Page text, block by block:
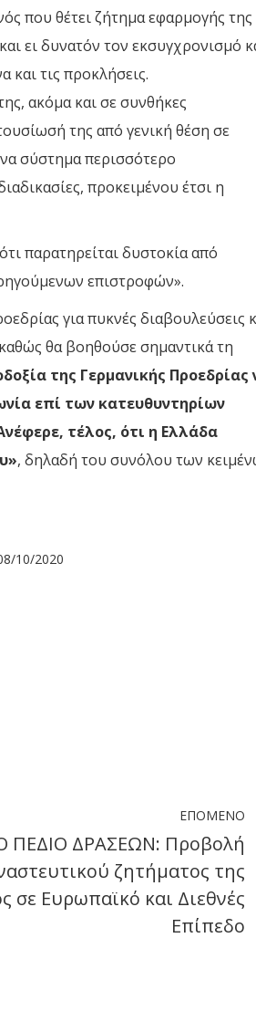
που θέτει ζήτημα εφαρμογής της
ει δυνατόν τον εκσυγχρονισμό
τις προκλήσεις.
ακόμα και σε συνθήκες
της από γενική θέση σε
σύστημα περισσότερο
προκειμένου έτσι η
παρατηρείται δυστοκία από
επιστροφών».
για πυκνές διαβουλεύσεις
θα βοηθούσε σημαντικά τη
της Γερμανικής Προεδρίας
επί των κατευθυντηρίων
τέλος, ότι η Ελλάδα
, δηλαδή του συνόλου των
10/2020
ΕΠΌΜΕΝΟ
ΠΕΔΙΟ ΔΡΑΣΕΩΝ: Προβολή
ζητήματος της
σε Ευρωπαϊκό και Διεθνές
Επίπεδο